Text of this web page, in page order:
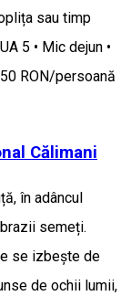
sau timp
5 • Mic dejun •
RON/persoană
Călimani
în adâncul
semeți.
se izbește de
de ochii lumii,